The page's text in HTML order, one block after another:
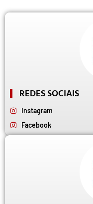
REDES SOCIAIS
Instagram
Facebook